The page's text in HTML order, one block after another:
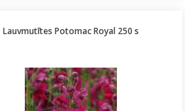
Lauvmutītes Potomac Royal 250 s